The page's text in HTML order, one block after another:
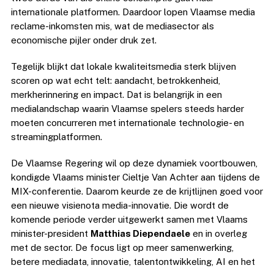
internationale platformen. Daardoor lopen Vlaamse media
reclame-inkomsten mis, wat de mediasector als
economische pijler onder druk zet.
Tegelijk blijkt dat lokale kwaliteitsmedia sterk blijven
scoren op wat echt telt: aandacht, betrokkenheid,
merkherinnering en impact. Dat is belangrijk in een
medialandschap waarin Vlaamse spelers steeds harder
moeten concurreren met internationale technologie- en
streamingplatformen.
De Vlaamse Regering wil op deze dynamiek voortbouwen,
kondigde Vlaams minister Cieltje Van Achter aan tijdens de
MIX-conferentie. Daarom keurde ze de krijtlijnen goed voor
een nieuwe visienota media-innovatie. Die wordt de
komende periode verder uitgewerkt samen met Vlaams
minister-president Matthias Diependaeleen in overleg
met de sector. De focus ligt op meer samenwerking,
betere mediadata, innovatie, talentontwikkeling, AI en het